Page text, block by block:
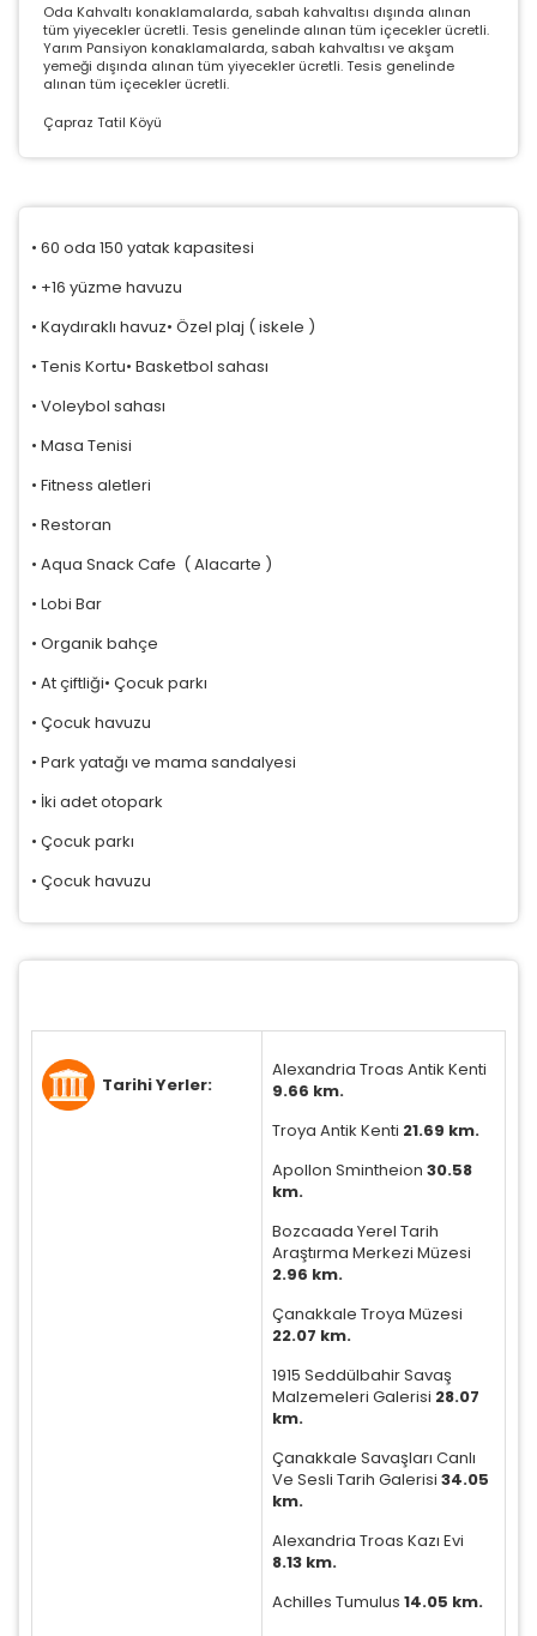
ÇEREZ KULLANIM AYARLARINIZ
Çerez tercihlerinizibelirleyin
KVKK bilgilendirmemizi,çerez
inceleyebilirsiniz.
Oda Kahvaltı konaklamalarda, sabah kahvaltısı dışında alınan
tüm yiyecekler ücretli. Tesis genelinde alınan tüm içecekler ücretli.
Yarım Pansiyon konaklamalarda, sabah kahvaltısı ve akşam
yemeği dışında alınan tüm yiyecekler ücretli. Tesis genelinde
alınan tüm içecekler ücretli.
Çapraz Tatil Köyü
• 60 oda 150 yatak kapasitesi
• +16 yüzme havuzu
• Kaydıraklı havuz• Özel plaj ( iskele )
• Tenis Kortu• Basketbol sahası
• Voleybol sahası
• Masa Tenisi
• Fitness aletleri
• Restoran
• Aqua Snack Cafe ( Alacarte )
• Lobi Bar
• Organik bahçe
• At çiftliği• Çocuk parkı
• Çocuk havuzu
• Park yatağı ve mama sandalyesi
• İki adet otopark
• Çocuk parkı
• Çocuk havuzu
Tarihi Yerler:
Alexandria Troas Antik Kenti
9.66 km.
Troya Antik Kenti 21.69 km.
Apollon Smintheion 30.58
km.
Bozcaada Yerel Tarih
Araştırma Merkezi Müzesi
2.96 km.
Çanakkale Troya Müzesi
22.07 km.
1915 Seddülbahir Savaş
Malzemeleri Galerisi 28.07
km.
Çanakkale Savaşları Canlı
Ve Sesli Tarih Galerisi 34.05
km.
Alexandria Troas Kazı Evi
8.13 km.
Achilles Tumulus 14.05 km.